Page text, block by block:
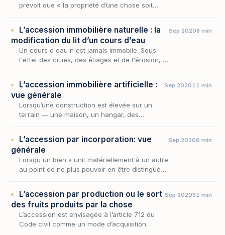
prévoit que « la propriété d’une chose soit
a…
L’accession immobilière naturelle : la
modification du lit d’un cours d’eau
Un cours d'eau n'est jamais immobile. Sous
l'effet des crues, des étiages et de l'érosion, il
Sep 20208 min
L’accession immobilière artificielle :
vue générale
Lorsqu’une construction est élevée sur un
terrain — une maison, un hangar, des
qui appartient…
Sep 202011 min
L’accession par incorporation: vue
générale
Lorsqu'un bien s'unit matériellement à un autre
au point de ne plus pouvoir en être distingué
laquel…
Sep 20206 min
L’accession par production ou le sort
des fruits produits par la chose
L’accession est envisagée à l’article 712 du
Code civil comme un mode d’acquisition
Sep 202031 min